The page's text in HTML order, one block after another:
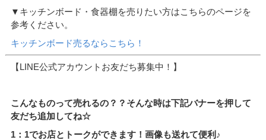
▼キッチンボード・食器棚を売りたい方はこちらのページを
参考ください。
キッチンボード売るならこちら！
【LINE公式アカウントお友だち募集中！】
こんなものって売れるの？？そんな時は下記バナーを押して
友だち追加してね☆
1：1でお店とトークができます！画像も送れて便利♪